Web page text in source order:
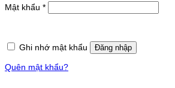
Mật khẩu *Bắt
buộc
Ghi nhớ mật khẩu Đăng nhập
Quên mật khẩu?